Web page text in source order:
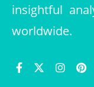
insightful
worldwide.